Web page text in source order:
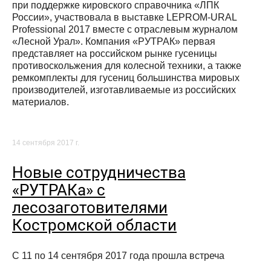
при поддержке кировского справочника «ЛПК
России», участвовала в выставке LEPROM-URAL
Professional 2017 вместе с отраслевым журналом
«Лесной Урал». Компания «РУТРАК» первая
представляет на российском рынке гусеницы
противоскольжения для колесной техники, а также
ремкомплекты для гусениц большинства мировых
производителей, изготавливаемые из российских
материалов.
14 сентября 2017 г.
Новые сотрудничества
«РУТРАКа» с
лесозаготовителями
Костромской области
С 11 по 14 сентября 2017 года прошла встреча